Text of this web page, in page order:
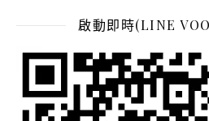
啟動即時(LINE